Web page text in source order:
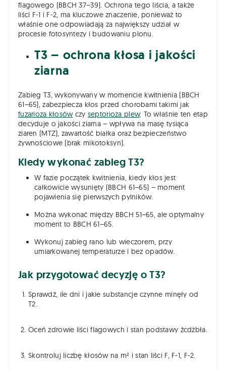
flagowego (BBCH 37–39). Ochrona tego liścia, a także
liści F-1 i F-2, ma kluczowe znaczenie, ponieważ to
właśnie one odpowiadają za największy udział w
procesie fotosyntezy i budowaniu plonu.
T3 – ochrona kłosa i jakości
ziarna
Zabieg T3, wykonywany w momencie kwitnienia (BBCH
61–65), zabezpiecza kłos przed chorobami takimi jak
fuzarioza kłosówczy septorioza plew. To właśnie ten etap
decyduje o jakości ziarna – wpływa na masę tysiąca
ziaren (MTZ), zawartość białka oraz bezpieczeństwo
żywnościowe (brak mikotoksyn).
Kiedy wykonać zabieg T3?
W fazie początek kwitnienia, kiedy kłos jest
całkowicie wysunięty (BBCH 61–65) – moment
pojawienia się pierwszych pylników.
Można wykonać między BBCH 51–65, ale optymalny
moment to BBCH 61–65.
Wykonuj zabieg rano lub wieczorem, przy
umiarkowanej temperaturze i bez opadów.
Jak przygotować decyzję o T3?
Sprawdź, ile dni i jakie substancje czynne minęły od
T2.
Oceń zdrowie liści flagowych i stan podstawy źcdżbła.
Skontroluj liczbę kłosów na m² i stan liści F, F-1, F-2.